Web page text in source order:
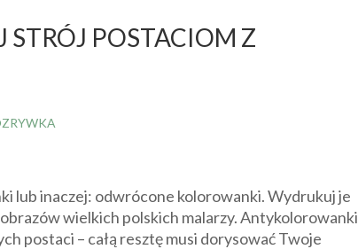
POSTACIOM Z
lub inaczej: odwrócone kolorowanki. Wydrukuj je
wielkich polskich malarzy. Antykolorowanki
postaci – całą resztę musi dorysować Twoje